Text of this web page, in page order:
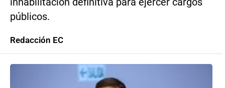
públicos.
Redacción EC